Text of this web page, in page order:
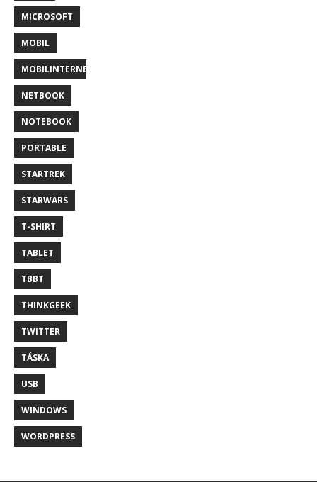
MICROSOFT
MOBIL
MOBILINTERNET
NETBOOK
NOTEBOOK
PORTABLE
STARTREK
STARWARS
T-SHIRT
TABLET
TBBT
THINKGEEK
TWITTER
TÁSKA
USB
WINDOWS
WORDPRESS